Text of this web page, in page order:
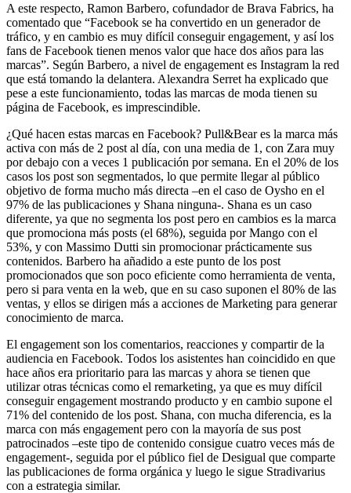
A este respecto, Ramon Barbero, cofundador de Brava Fabrics, ha
comentado que “Facebook se ha convertido en un generador de
tráfico, y en cambio es muy difícil conseguir engagement, y así los
fans de Facebook tienen menos valor que hace dos años para las
marcas”. Según Barbero, a nivel de engagement es Instagram la red
que está tomando la delantera. Alexandra Serret ha explicado que
pese a este funcionamiento, todas las marcas de moda tienen su
página de Facebook, es imprescindible.
¿Qué hacen estas marcas en Facebook? Pull&Bear es la marca más
activa con más de 2 post al día, con una media de 1, con Zara muy
por debajo con a veces 1 publicación por semana. En el 20% de los
casos los post son segmentados, lo que permite llegar al público
objetivo de forma mucho más directa –en el caso de Oysho en el
97% de las publicaciones y Shana ninguna-. Shana es un caso
diferente, ya que no segmenta los post pero en cambios es la marca
que promociona más posts (el 68%), seguida por Mango con el
53%, y con Massimo Dutti sin promocionar prácticamente sus
contenidos. Barbero ha añadido a este punto de los post
promocionados que son poco eficiente como herramienta de venta,
pero si para venta en la web, que en su caso suponen el 80% de las
ventas, y ellos se dirigen más a acciones de Marketing para generar
conocimiento de marca.
El engagement son los comentarios, reacciones y compartir de la
audiencia en Facebook. Todos los asistentes han coincidido en que
hace años era prioritario para las marcas y ahora se tienen que
utilizar otras técnicas como el remarketing, ya que es muy difícil
conseguir engagement mostrando producto y en cambio supone el
71% del contenido de los post. Shana, con mucha diferencia, es la
marca con más engagement pero con la mayoría de sus post
patrocinados –este tipo de contenido consigue cuatro veces más de
engagement-, seguida por el público fiel de Desigual que comparte
las publicaciones de forma orgánica y luego le sigue Stradivarius
con a estrategia similar.